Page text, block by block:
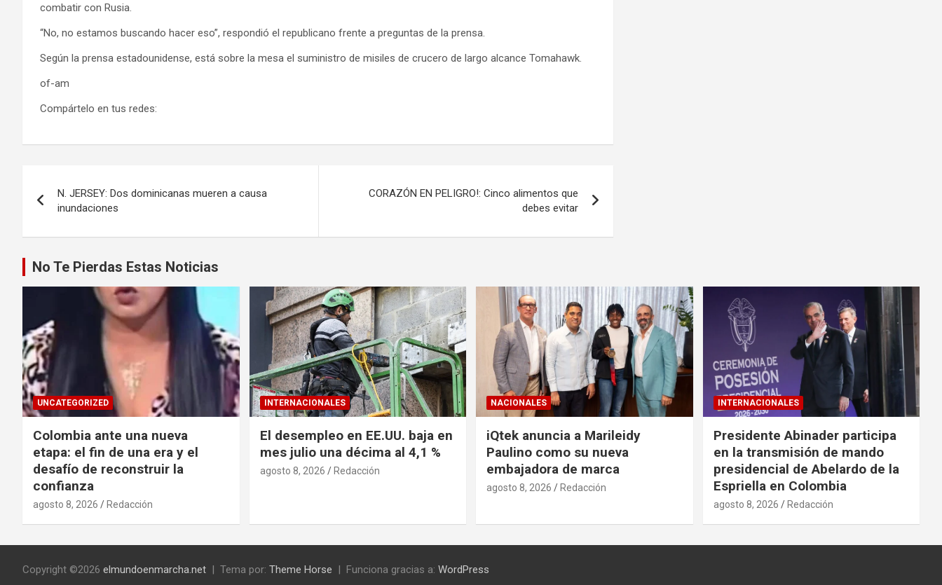
combatir con Rusia.
“No, no estamos buscando hacer eso”, respondió el republicano frente a preguntas de la prensa.
Según la prensa estadounidense, está sobre la mesa el suministro de misiles de crucero de largo alcance Tomahawk.
of-am
Compártelo en tus redes:
de
entradas
N. JERSEY: Dos dominicanas mueren a causa
inundaciones
CORAZÓN EN PELIGRO!: Cinco alimentos que
debes evitar
No Te Pierdas Estas Noticias
UNCATEGORIZED
Colombia ante una nueva
etapa: el fin de una era y el
desafío de reconstruir la
confianza
agosto 8, 2026 Redacción
INTERNACIONALES
El desempleo en EE.UU. baja en
mes julio una décima al 4,1 %
agosto 8, 2026 Redacción
NACIONALES
iQtek anuncia a Marileidy
Paulino como su nueva
embajadora de marca
agosto 8, 2026 Redacción
INTERNACIONALES
Presidente Abinader participa
en la transmisión de mando
presidencial de Abelardo de la
Espriella en Colombia
agosto 8, 2026 Redacción
Copyright ©2026 elmundoenmarcha.net Tema por: Theme Horse Funciona gracias a: WordPress